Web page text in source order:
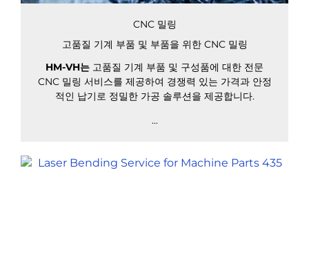
CNC 밀링
고품질 기계 부품 및 부품을 위한 CNC 밀링
HM-VH는 고품질 기계 부품 및 구성품에 대한 전문
CNC 밀링 서비스를 제공하여 경쟁력 있는 가격과 안정
적인 납기로 정밀한 가공 솔루션을 제공합니다.
...